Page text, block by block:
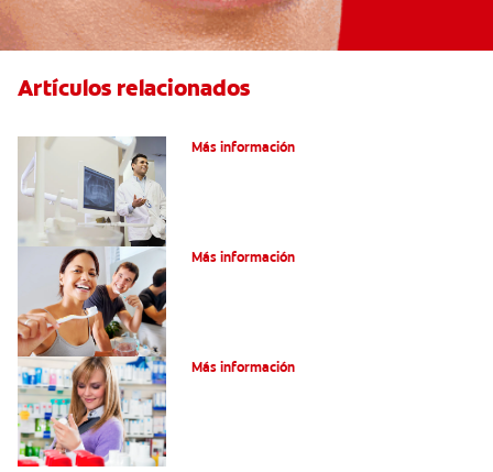
Artículos relacionados
Más información
Más información
Más información